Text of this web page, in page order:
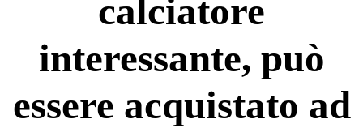
calciatore
interessante, può
essere acquistato ad